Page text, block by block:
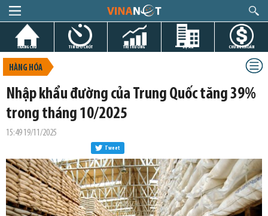
TRANG CHỦ TIN GIỜ CHÓT THỊ TRƯỜNG DỰ ÁN CHỨNG KHOÁN
HÀNG HÓA
Nhập khẩu đường của Trung Quốc tăng 39%
trong tháng 10/2025
15:49 19/11/2025
Tweet